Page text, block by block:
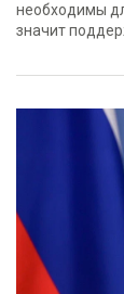
необходимы
значит